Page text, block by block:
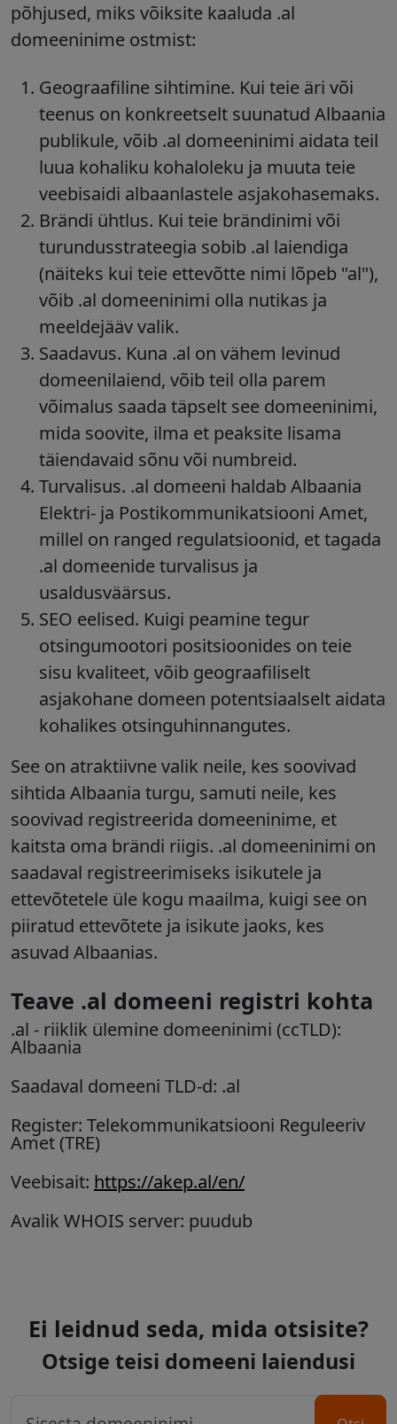
põhjused, miks võiksite kaaluda .al
domeeninime ostmist:
Geograafiline sihtimine. Kui teie äri või
teenus on konkreetselt suunatud Albaania
publikule, võib .al domeeninimi aidata teil
luua kohaliku kohaloleku ja muuta teie
veebisaidi albaanlastele asjakohasemaks.
Brändi ühtlus. Kui teie brändinimi või
turundusstrateegia sobib .al laiendiga
(näiteks kui teie ettevõtte nimi lõpeb "al"),
võib .al domeeninimi olla nutikas ja
meeldejääv valik.
Saadavus. Kuna .al on vähem levinud
domeenilaiend, võib teil olla parem
võimalus saada täpselt see domeeninimi,
mida soovite, ilma et peaksite lisama
täiendavaid sõnu või numbreid.
Turvalisus. .al domeeni haldab Albaania
Elektri- ja Postikommunikatsiooni Amet,
millel on ranged regulatsioonid, et tagada
.al domeenide turvalisus ja
usaldusväärsus.
SEO eelised. Kuigi peamine tegur
otsingumootori positsioonides on teie
sisu kvaliteet, võib geograafiliselt
asjakohane domeen potentsiaalselt aidata
kohalikes otsinguhinnangutes.
See on atraktiivne valik neile, kes soovivad
sihtida Albaania turgu, samuti neile, kes
soovivad registreerida domeeninime, et
kaitsta oma brändi riigis. .al domeeninimi on
saadaval registreerimiseks isikutele ja
ettevõtetele üle kogu maailma, kuigi see on
piiratud ettevõtete ja isikute jaoks, kes
asuvad Albaanias.
Teave .al domeeni registri kohta
.al - riiklik ülemine domeeninimi (ccTLD):
Albaania
Saadaval domeeni TLD-d: .al
Register: Telekommunikatsiooni Reguleeriv
Amet (TRE)
Veebisait: https://akep.al/en/
Avalik WHOIS server: puudub
Ei leidnud seda, mida otsisite?
Otsige teisi domeeni laiendusi